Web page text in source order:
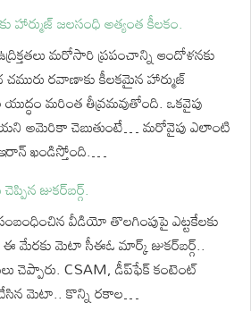
హార్ముజ్ జలసంధి అత్యంత కీలకం.
మరోసారి ప్రపంచాన్ని ఆందోళనకు
చమురు రవాణాకు కీలకమైన హార్ముజ్
మరింత తీవ్రమవుతోంది. ఒకవైపు
అమెరికా చెబుతుంటే… మరోవైపు ఎలాంటి
ఖండిస్తోంది.…
జుకర్⁬బర్గ్.
వీడియో తొలగింపుపై ఎట్టకేలకు
మేరకు మెటా సీఈఓ మార్క్ జుకర్‌బర్గ్..
చెప్పారు. CSAM, డీప్‌ఫేక్‌ కంటెంట్‌
చేసిన మెటా.. కొన్ని రకాల…